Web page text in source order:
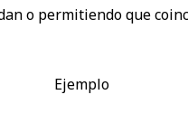
o permitiendo que
Ejemplo